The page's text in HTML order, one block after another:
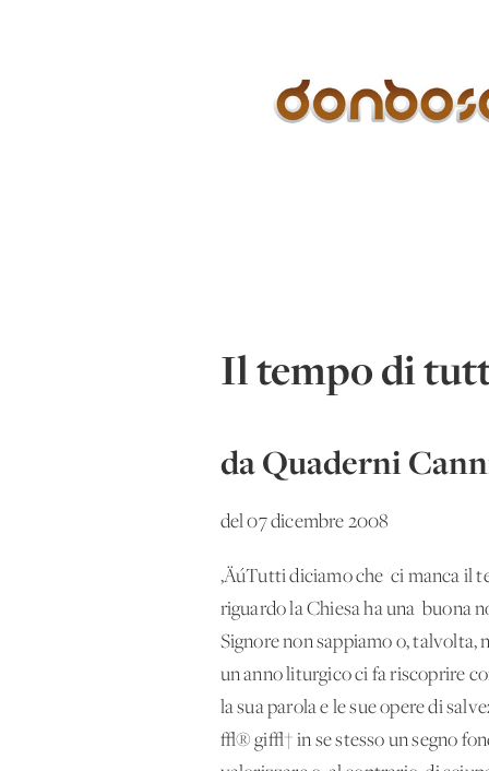
Il tempo di
da Quaderni
del 07 dicembre 2008
‚ÄúTutti diciamo che 'ci manca
riguardo la Chiesa ha una 'buona
Signore non sappiamo o,
un anno liturgico ci fa riscoprire
la sua parola e le sue opere di
√® gi√† in se stesso un segno